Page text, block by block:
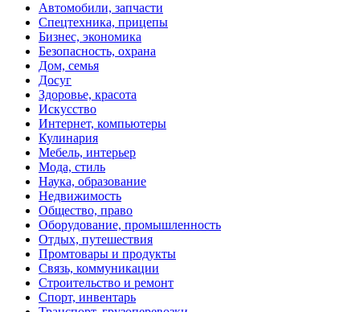
Автомобили, запчасти
Спецтехника, прицепы
Бизнес, экономика
Безопасность, охрана
Дом, семья
Досуг
Здоровье, красота
Искусство
Интернет, компьютеры
Кулинария
Мебель, интерьер
Мода, стиль
Наука, образование
Недвижимость
Общество, право
Оборудование, промышленность
Отдых, путешествия
Промтовары и продукты
Связь, коммуникации
Строительство и ремонт
Спорт, инвентарь